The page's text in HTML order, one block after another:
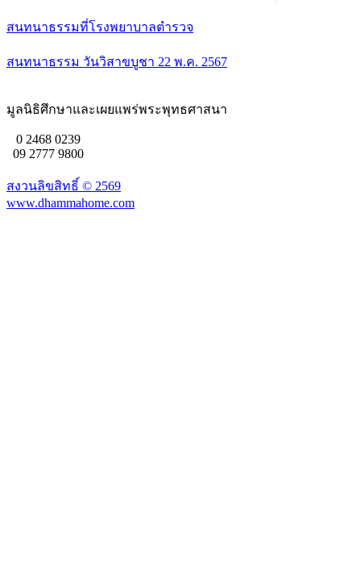
สนทนาธรรมที่โรงพยาบาลตำรวจ
สนทนาธรรม วันวิสาขบูชา 22 พ.ค. 2567
มูลนิธิศึกษาและเผยแพร่พระพุทธศาสนา
0 2468 0239
09 2777 9800
สงวนลิขสิทธิ์ © 2569
www.dhammahome.com